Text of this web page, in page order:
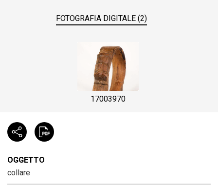
FOTOGRAFIA DIGITALE (2)
17003970
OGGETTO
collare